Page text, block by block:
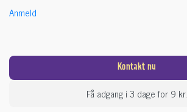
Anmeld
Kontakt nu
Få adgang i 3 dage for 9 kr.